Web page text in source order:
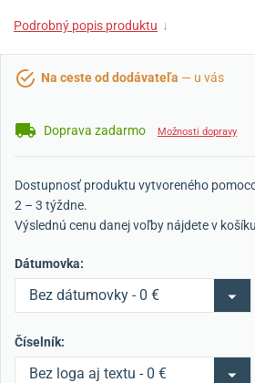
Podrobný popis produktu ↓
Na ceste od dodávateľa — u vás
Doprava zadarmo Možnosti dopravy
Dostupnosť produktu vytvoreného
2 – 3 týždne.
Výslednú cenu danej voľby nájdete v
Dátumovka:
Bez dátumovky - 0 €
Číselník:
Bez loga aj textu - 0 €